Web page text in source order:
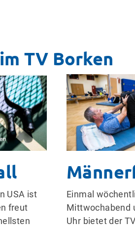
TV Borken
USA ist
freut
Einmal
Mittwochabend
Uhr bietet der